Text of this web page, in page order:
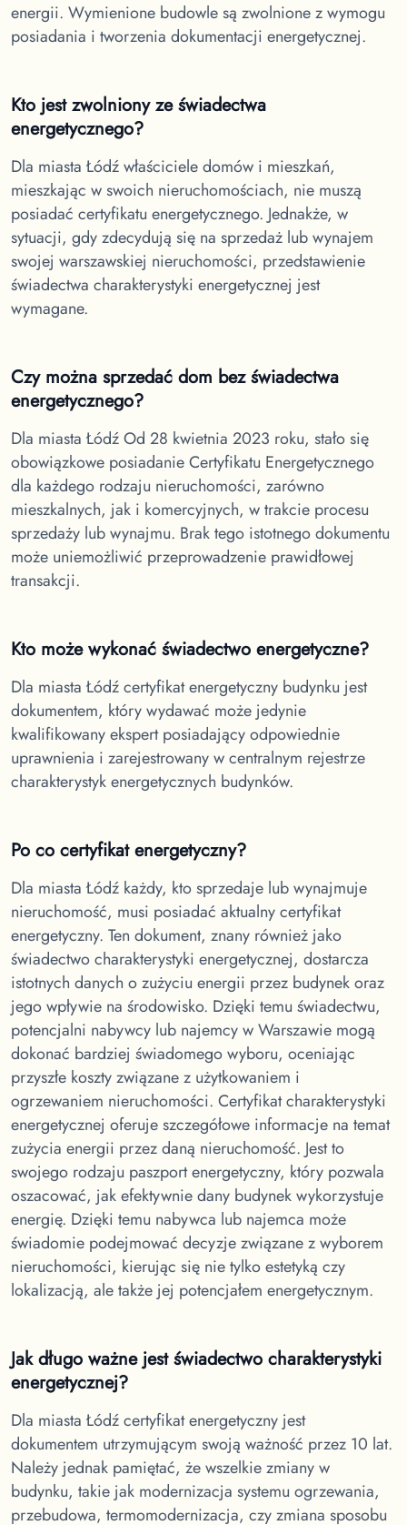
energii. Wymienione budowle są zwolnione z wymogu
posiadania i tworzenia dokumentacji energetycznej.
Kto jest zwolniony ze świadectwa
energetycznego?
Dla miasta Łódźwłaściciele domów i mieszkań,
mieszkając w swoich nieruchomościach, nie muszą
posiadać certyfikatu energetycznego. Jednakże, w
sytuacji, gdy zdecydują się na sprzedaż lub wynajem
swojej warszawskiej nieruchomości, przedstawienie
świadectwa charakterystyki energetycznej jest
wymagane.
Czy można sprzedać dom bez świadectwa
energetycznego?
Dla miasta ŁódźOd 28 kwietnia 2023 roku, stało się
obowiązkowe posiadanie Certyfikatu Energetycznego
dla każdego rodzaju nieruchomości, zarówno
mieszkalnych, jak i komercyjnych, w trakcie procesu
sprzedaży lub wynajmu. Brak tego istotnego dokumentu
może uniemożliwić przeprowadzenie prawidłowej
transakcji.
Kto może wykonać świadectwo energetyczne?
Dla miasta Łódźcertyfikat energetyczny budynku jest
dokumentem, który wydawać może jedynie
kwalifikowany ekspert posiadający odpowiednie
uprawnienia i zarejestrowany w centralnym rejestrze
charakterystyk energetycznych budynków.
Po co certyfikat energetyczny?
Dla miasta Łódź każdy, kto sprzedaje lub wynajmuje
nieruchomość, musi posiadać aktualny certyfikat
energetyczny. Ten dokument, znany również jako
świadectwo charakterystyki energetycznej, dostarcza
istotnych danych o zużyciu energii przez budynek oraz
jego wpływie na środowisko. Dzięki temu świadectwu,
potencjalni nabywcy lub najemcy w Warszawie mogą
dokonać bardziej świadomego wyboru, oceniając
przyszłe koszty związane z użytkowaniem i
ogrzewaniem nieruchomości. Certyfikat charakterystyki
energetycznej oferuje szczegółowe informacje na temat
zużycia energii przez daną nieruchomość. Jest to
swojego rodzaju paszport energetyczny, który pozwala
oszacować, jak efektywnie dany budynek wykorzystuje
energię. Dzięki temu nabywca lub najemca może
świadomie podejmować decyzje związane z wyborem
nieruchomości, kierując się nie tylko estetyką czy
lokalizacją, ale także jej potencjałem energetycznym.
Jak długo ważne jest świadectwo charakterystyki
energetycznej?
Dla miasta Łódźcertyfikat energetyczny jest
dokumentem utrzymującym swoją ważność przez 10 lat.
Należy jednak pamiętać, że wszelkie zmiany w
budynku, takie jak modernizacja systemu ogrzewania,
przebudowa, termomodernizacja, czy zmiana sposobu